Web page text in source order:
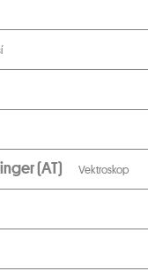
(AT) Vektroskop